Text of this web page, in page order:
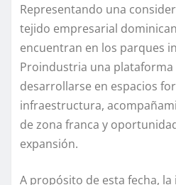
Representando una
tejido empresarial
encuentran en los parques
Proindustria una
desarrollarse en espacios
infraestructura,
de zona franca y
expansión.
A propósito de esta fecha,